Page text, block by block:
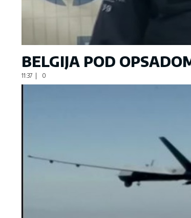
BELGIJA POD
11:37 0